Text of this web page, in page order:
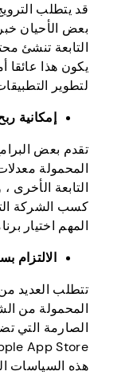
قد يتطلب
بعض الأحيان
التابعة تنشئ
يكون هذا عائقا
لتطوير
إمكانية
تقدم بعض
المحمولة
التابعة الأخرى
كسب الشركة
المهم اختيار
الالتزام
تتطلب العديد من
المحمولة من
الصارمة التي
هذه السياسات